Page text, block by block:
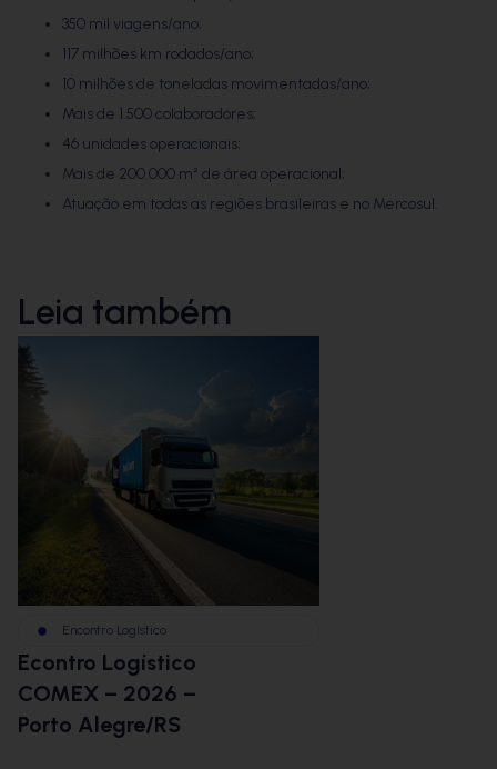
350 mil viagens/ano;
117 milhões km rodados/ano;
10 milhões de toneladas movimentadas/ano;
Mais de 1.500 colaboradores;
46 unidades operacionais;
Mais de 200.000 m² de área operacional;
Atuação em todas as regiões brasileiras e no Mercosul.
Leia também
Encontro Logístico
Econtro Logístico
COMEX – 2026 –
Porto Alegre/RS